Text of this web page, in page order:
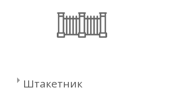
Штакетник